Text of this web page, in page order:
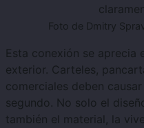
Foto de Dmitry
Esta conexión se aprecia
exterior. Carteles,
comerciales deben
segundo. No solo el
también el material, la